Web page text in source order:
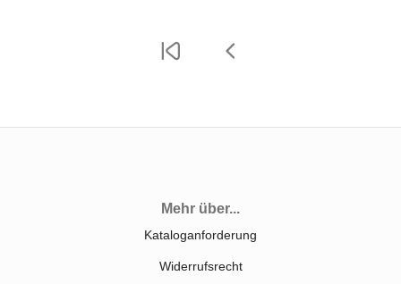
Mehr über...
Kataloganforderung
Widerrufsrecht